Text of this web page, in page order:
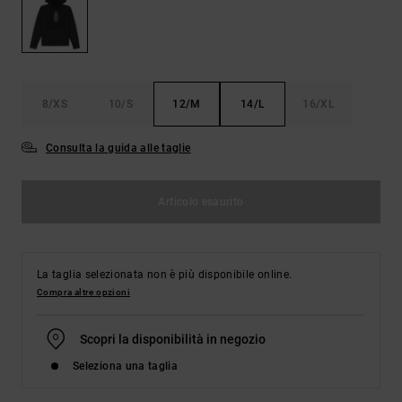
nostro
modulo di
contatto.
8/XS 10/S 12/M 14/L 16/XL
Consulta la guida alle taglie
La taglia selezionata non è più disponibile online.
Compra altre opzioni
Scopri la disponibilità in negozio
Seleziona una taglia